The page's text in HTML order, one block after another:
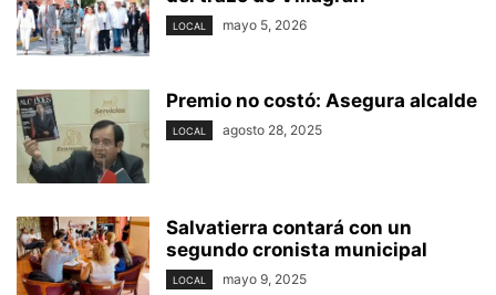
LOCAL mayo 5, 2026
Premio no costó: Asegura alcalde
LOCAL agosto 28, 2025
Salvatierra contará con un
segundo cronista municipal
LOCAL mayo 9, 2025